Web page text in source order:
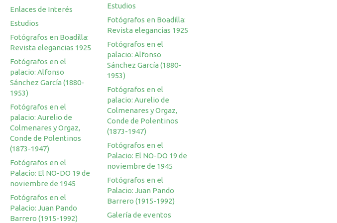
Enlaces de Interés
Estudios
Fotógrafos en Boadilla:
Revista elegancias 1925
Fotógrafos en el
palacio: Alfonso
Sánchez García (1880-
1953)
Fotógrafos en el
palacio: Aurelio de
Colmenares y Orgaz,
Conde de Polentinos
(1873-1947)
Fotógrafos en el
Palacio: El NO-DO 19 de
noviembre de 1945
Fotógrafos en el
Palacio: Juan Pando
Barrero (1915-1992)
Estudios
Fotógrafos en Boadilla:
Revista elegancias 1925
Fotógrafos en el
palacio: Alfonso
Sánchez García (1880-
1953)
Fotógrafos en el
palacio: Aurelio de
Colmenares y Orgaz,
Conde de Polentinos
(1873-1947)
Fotógrafos en el
Palacio: El NO-DO 19 de
noviembre de 1945
Fotógrafos en el
Palacio: Juan Pando
Barrero (1915-1992)
Galería de eventos